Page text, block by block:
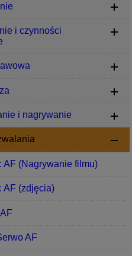
i czynności
i nagrywanie
AF (Nagrywanie filmu)
AF (zdjęcia)
AF